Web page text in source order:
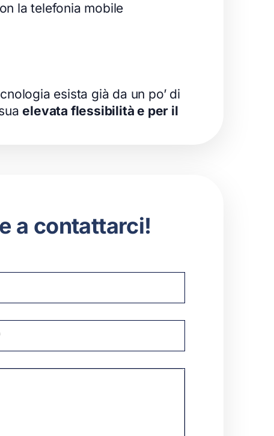
la telefonia mobile
esista già da un po’ di
elevata flessibilità e per il
a contattarci!